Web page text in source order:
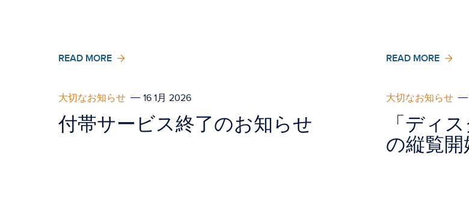
READ MORE READ MORE
大切なお知らせ 16 1月 2026
付帯サービス終了のお知らせ
大切なお知らせ
「ディ
の縦覧開